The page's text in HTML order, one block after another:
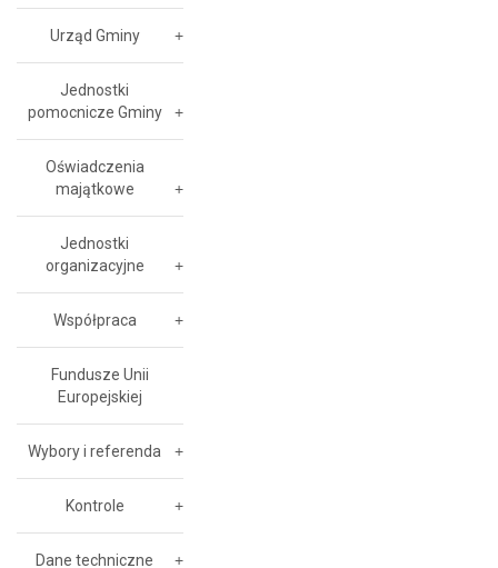
Urząd Gminy
Jednostki
pomocnicze Gminy
Oświadczenia
majątkowe
Jednostki
organizacyjne
Współpraca
Fundusze Unii
Europejskiej
Wybory i referenda
Kontrole
Dane techniczne